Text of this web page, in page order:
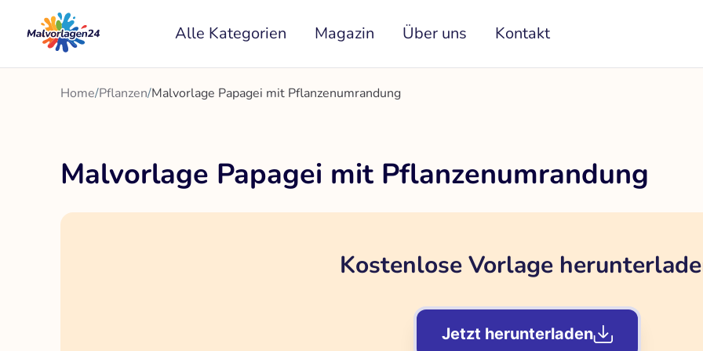
Inhalt
springen
Alle Kategorien Magazin Über uns Kontakt
Home/Pflanzen/Malvorlage Papagei mit Pflanzenumrandung
Malvorlage Papagei mit Pflanzenumrandung
Kostenlose Vorlage
Jetzt herunterladen